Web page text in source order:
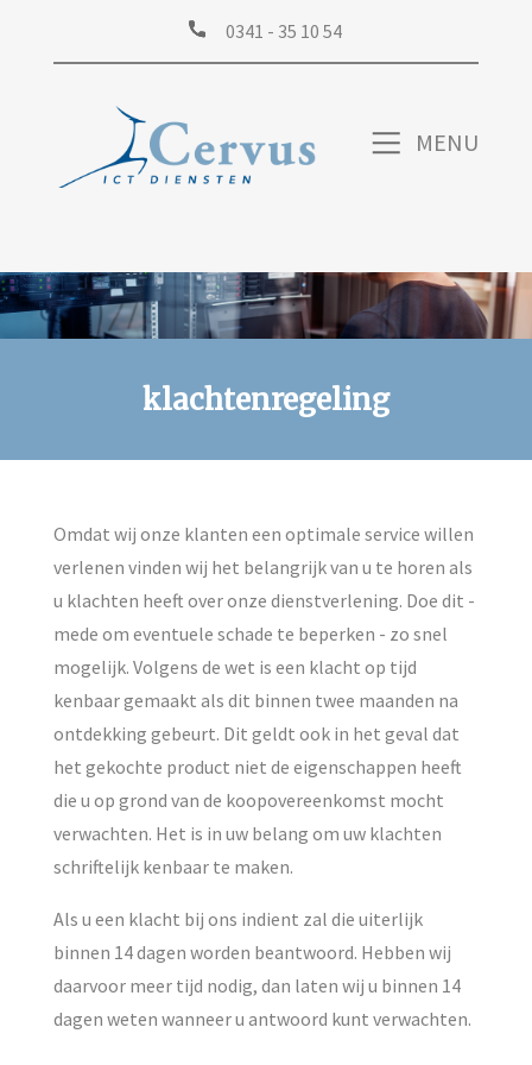
0341 - 35 10 54
MENU
PROFIN
ICT BEHEER
OVER ONS
CONTACT
klachtenregeling
Omdat wij onze klanten een optimale service willen
verlenen vinden wij het belangrijk van u te horen als
u klachten heeft over onze dienstverlening. Doe dit -
mede om eventuele schade te beperken - zo snel
mogelijk. Volgens de wet is een klacht op tijd
kenbaar gemaakt als dit binnen twee maanden na
ontdekking gebeurt. Dit geldt ook in het geval dat
het gekochte product niet de eigenschappen heeft
die u op grond van de koopovereenkomst mocht
verwachten. Het is in uw belang om uw klachten
schriftelijk kenbaar te maken.
Als u een klacht bij ons indient zal die uiterlijk
binnen 14 dagen worden beantwoord. Hebben wij
daarvoor meer tijd nodig, dan laten wij u binnen 14
dagen weten wanneer u antwoord kunt verwachten.